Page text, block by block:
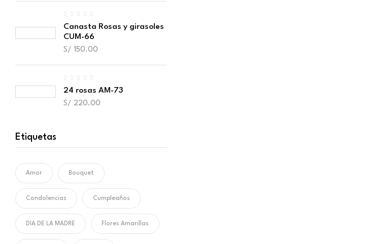
Canasta Rosas y girasoles
CUM-66
S/ 150.00
24 rosas AM-73
S/ 220.00
Etiquetas
Amor Bouquet
Condolencias Cumpleaños
DIA DE LA MADRE Flores Amarillas